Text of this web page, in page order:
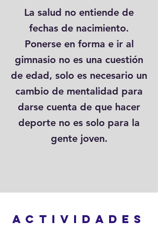
La salud no entiende de
fechas de nacimiento.
Ponerse en forma e ir al
gimnasio no es una cuestión
de edad, solo es necesario un
cambio de mentalidad para
darse cuenta de que hacer
deporte no es solo para la
gente joven.
ACTIVIDADES